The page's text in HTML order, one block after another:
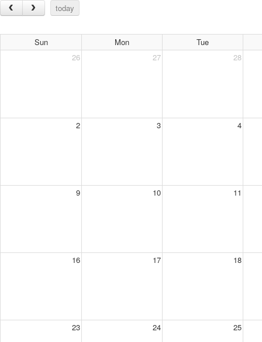
today
Sun Mon
Tue
26
27 28
2 3 4
9 10 11
16 17 18
23 24 25